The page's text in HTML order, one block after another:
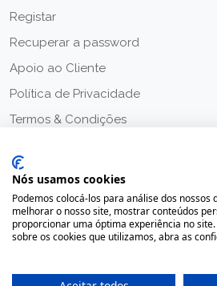
Registar
Recuperar a password
Apoio ao Cliente
Política de Privacidade
Termos & Condições
Nós usamos cookies
Podemos colocá-los para análise dos nossos
melhorar o nosso site, mostrar conteúdos
proporcionar uma óptima experiência no
sobre os cookies que utilizamos, abra as